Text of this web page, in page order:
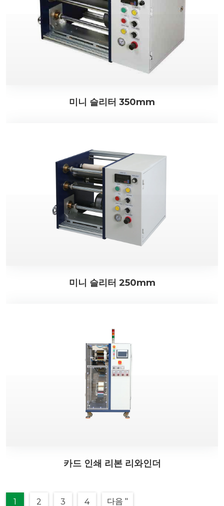
미니 슬리터 350mm
미니 슬리터 250mm
카드 인쇄 리본 리와인더
1 2 3 4 다음 "